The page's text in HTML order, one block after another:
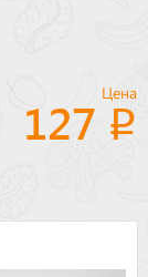
Цена
127